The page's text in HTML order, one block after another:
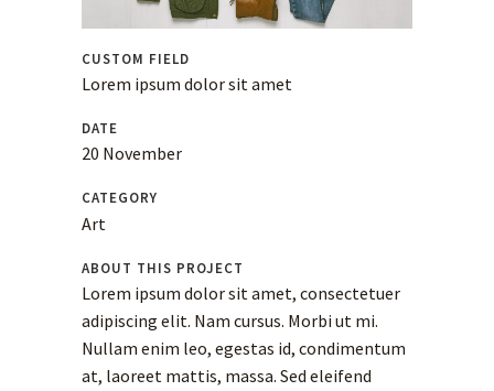
CUSTOM FIELD
Lorem ipsum dolor sit amet
DATE
20 November
CATEGORY
Art
ABOUT THIS PROJECT
Lorem ipsum dolor sit amet, consectetuer
adipiscing elit. Nam cursus. Morbi ut mi.
Nullam enim leo, egestas id, condimentum
at, laoreet mattis, massa. Sed eleifend